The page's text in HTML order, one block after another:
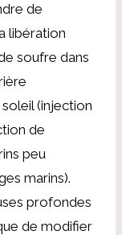
de
libération
soufre dans
(injection
de
peu
​​marins).
profondes
de modifier